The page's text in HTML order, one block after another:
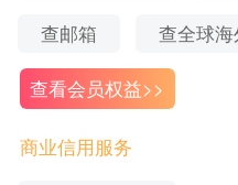
、全球账款追收等服
了解相关服务，可以联
申请产品试用。
查邮箱 查全球
查看会员权益>>
商业信用服务